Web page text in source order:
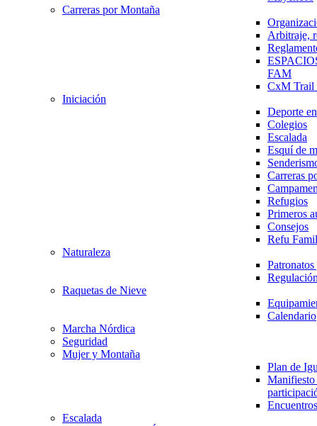
Carreras por Montaña
Arbitraje,
FAM
CxM
Iniciación
Deporte
Colegios
Escalada
Esquí de
Carreras
Refugios
Primeros
Consejos
Refu
Naturaleza
Raquetas de Nieve
Calendario
Marcha Nórdica
Seguridad
Mujer y Montaña
Plan de
Escalada